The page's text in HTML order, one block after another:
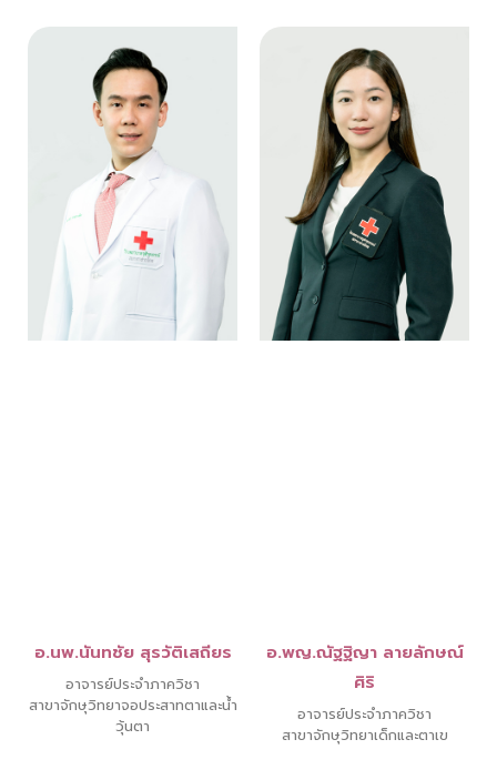
อ.นพ.นันทชัย สุรวัติเสถียร
อาจารย์ประจำภาควิชา
สาขาจักษุวิทยาจอประสาทตาและน้ำ
วุ้นตา
อ.พญ.ณัฐฐิญา ลายลักษณ์
ศิริ
อาจารย์ประจำภาควิชา
สาขาจักษุวิทยาเด็กและตาเข